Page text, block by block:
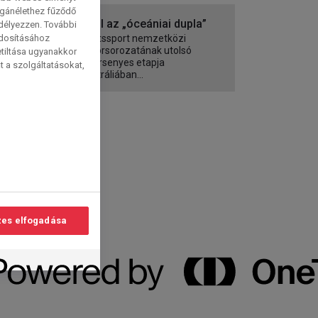
Rajtol az „óceániai dupla”
A dartssport nemzetközi
vándorsorozatának utolsó
kétversenyes etapja
Ausztráliában...
fűződő
További
ugyanakkor
a szolgáltatásokat,
elfogadása